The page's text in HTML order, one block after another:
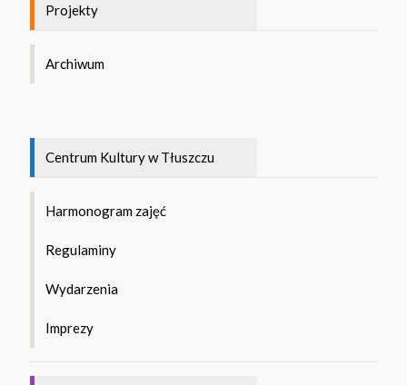
Projekty
Archiwum
Centrum Kultury w Tłuszczu
Harmonogram zajęć
Regulaminy
Wydarzenia
Imprezy